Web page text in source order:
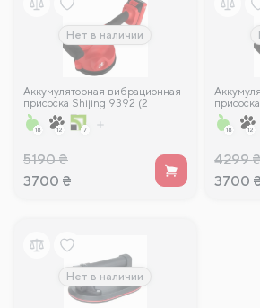
Нет в наличии
Аккумуляторная вибрационная
присоска Shijing 9392 (2
аккумулятора 21V, 2.0A/h)
5190₴
3700 ₴
4299
3700
Нет в наличии